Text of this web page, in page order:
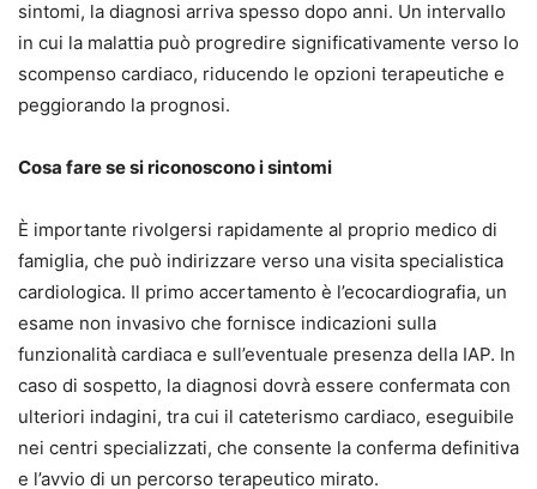
sintomi, la diagnosi arriva spesso dopo anni. Un intervallo
in cui la malattia può progredire significativamente verso lo
scompenso cardiaco, riducendo le opzioni terapeutiche e
peggiorando la prognosi.
Cosa fare se si riconoscono i sintomi
È importante rivolgersi rapidamente al proprio medico di
famiglia, che può indirizzare verso una visita specialistica
cardiologica. Il primo accertamento è l’ecocardiografia, un
esame non invasivo che fornisce indicazioni sulla
funzionalità cardiaca e sull’eventuale presenza della IAP. In
caso di sospetto, la diagnosi dovrà essere confermata con
ulteriori indagini, tra cui il cateterismo cardiaco, eseguibile
nei centri specializzati, che consente la conferma definitiva
e l’avvio di un percorso terapeutico mirato.